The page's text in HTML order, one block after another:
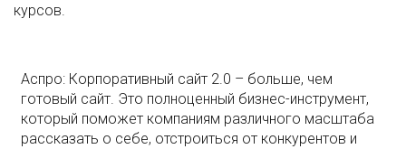
курсов.
Аспро: Корпоративный сайт 2.0 – больше, чем
готовый сайт. Это полноценный бизнес-инструмент,
который поможет компаниям различного масштаба
рассказать о себе, отстроиться от конкурентов и